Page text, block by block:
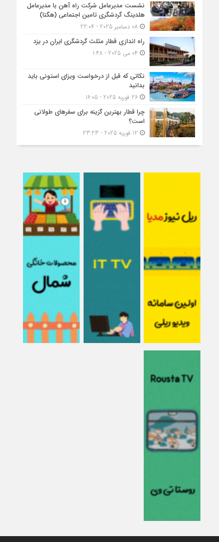
نشست مدیرعامل شرکت راه آهن با مدیرعامل
هلدینگ گردشگری تامین اجتماعی (هگتا)
راه اندازی قطار مثلث گردشگری ایران در یزد
نکاتی که قبل از درخواست ویزای استونی باید
بدانید
26 فوریه 2025 - 16:05
چرا قطار بهترین گزینه برای سفرهای طولانی
است؟